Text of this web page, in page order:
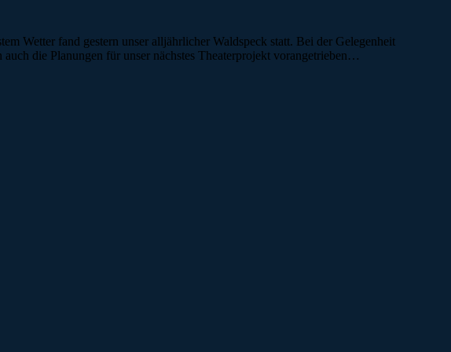
Wetter fand gestern unser alljährlicher Waldspeck statt. Bei der Gelegenheit
auch die Planungen für unser nächstes Theaterprojekt vorangetrieben…